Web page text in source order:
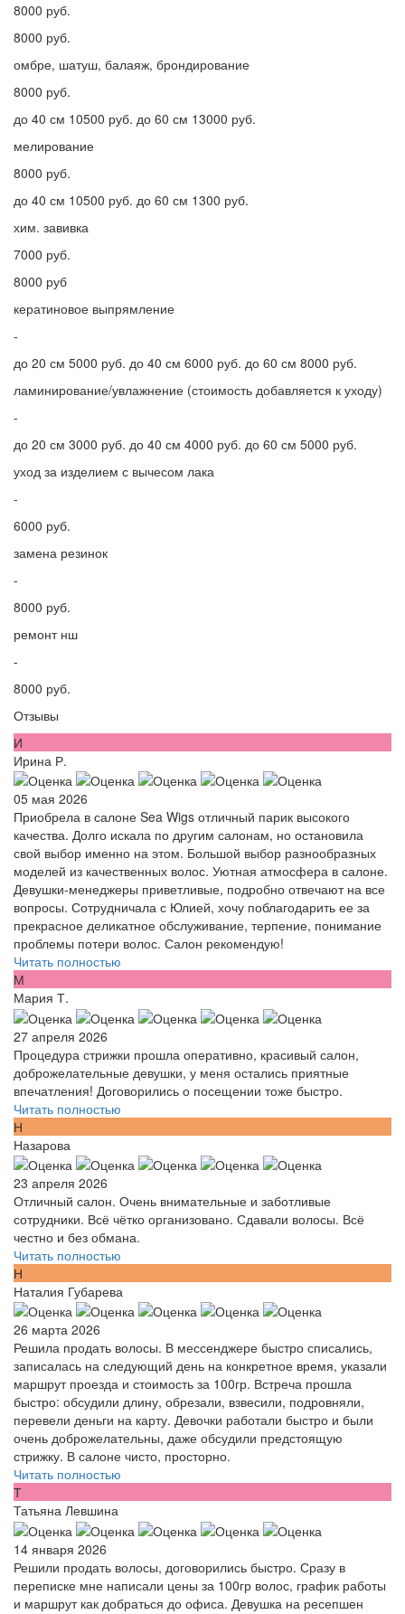
8000 руб.
8000 руб.
омбре, шатуш, балаяж, брондирование
8000 руб.
до 40 см 10500 руб. до 60 см 13000 руб.
мелирование
8000 руб.
до 40 см 10500 руб. до 60 см 1300 руб.
хим. завивка
7000 руб.
8000 руб
кератиновое выпрямление
-
до 20 см 5000 руб. до 40 см 6000 руб. до 60 см 8000 руб.
ламинирование/увлажнение (стоимость добавляется к уходу)
-
до 20 см 3000 руб. до 40 см 4000 руб. до 60 см 5000 руб.
уход за изделием с вычесом лака
-
6000 руб.
замена резинок
-
8000 руб.
ремонт нш
-
8000 руб.
Отзывы
И
Ирина Р.
05 мая 2026
Приобрела в салоне Sea Wigs отличный парик высокого
качества. Долго искала по другим салонам, но остановила
свой выбор именно на этом. Большой выбор разнообразных
моделей из качественных волос. Уютная атмосфера в салоне.
Девушки-менеджеры приветливые, подробно отвечают на все
вопросы. Сотрудничала с Юлией, хочу поблагодарить ее за
прекрасное деликатное обслуживание, терпение, понимание
проблемы потери волос. Салон рекомендую!
Читать полностью
М
Мария Т.
27 апреля 2026
Процедура стрижки прошла оперативно, красивый салон,
доброжелательные девушки, у меня остались приятные
впечатления! Договорились о посещении тоже быстро.
Читать полностью
Н
Назарова
23 апреля 2026
Отличный салон. Очень внимательные и заботливые
сотрудники. Всё чётко организовано. Сдавали волосы. Всё
честно и без обмана.
Читать полностью
Н
Наталия Губарева
26 марта 2026
Решила продать волосы. В мессенджере быстро списались,
записалась на следующий день на конкретное время, указали
маршрут проезда и стоимость за 100гр. Встреча прошла
быстро: обсудили длину, обрезали, взвесили, подровняли,
перевели деньги на карту. Девочки работали быстро и были
очень доброжелательны, даже обсудили предстоящую
стрижку. В салоне чисто, просторно.
Читать полностью
Т
Татьяна Левшина
14 января 2026
Решили продать волосы, договорились быстро. Сразу в
переписке мне написали цены за 100гр волос, график работы
и маршрут как добраться до офиса. Девушка на ресепшен